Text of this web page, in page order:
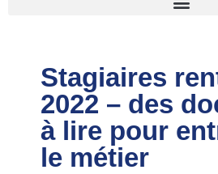
Stagiaires
2022 – des
à lire pour
le métier